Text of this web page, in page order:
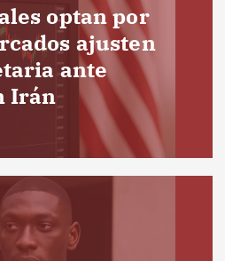
optan por
ajusten
ante
Irán